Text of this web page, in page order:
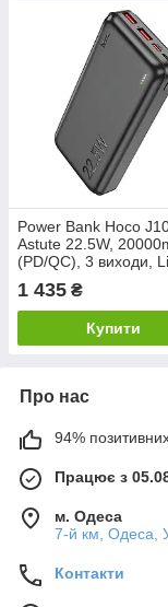
Power Bank Hoco
Astute 22.5W,
(PD/QC), 3 виходи,
Black
1 435 ₴
Купити
Про нас
94% позитивних
Працює з
м. Одеса
7-й км, Одеса,
Контакти